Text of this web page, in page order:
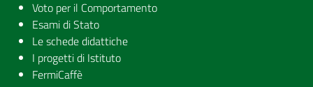
Voto per il Comportamento
Esami di Stato
Le schede didattiche
I progetti di Istituto
FermiCaffè